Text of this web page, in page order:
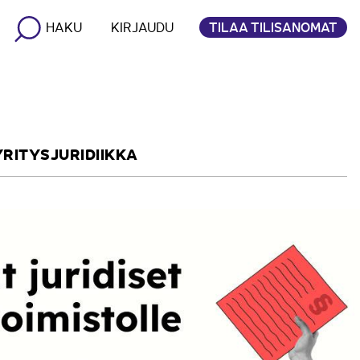
HAKU KIRJAUDU TILAA TILISANOMAT